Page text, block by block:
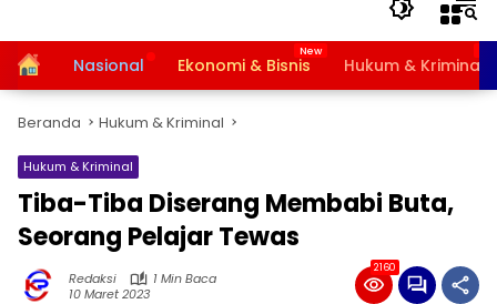
HomeNasional Ekonomi & Bisnis Hukum & Kriminal
Beranda Hukum & Kriminal
Hukum & Kriminal
Tiba-Tiba Diserang Membabi Buta,
Seorang Pelajar Tewas
Redaksi
1 Min Baca
10 Maret 2023
2160